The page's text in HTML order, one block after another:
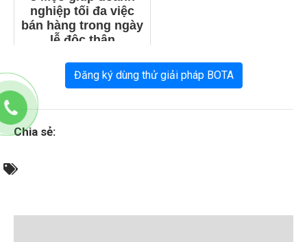
nghiệp tối đa việc
bán hàng trong ngày
lễ độc thân
Đăng ký dùng thử giải pháp BOTA
Chia sẻ: